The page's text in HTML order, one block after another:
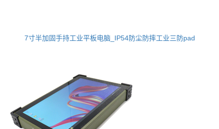
7寸半加固手持工业平板电脑_IP54防尘防摔工业三防pad